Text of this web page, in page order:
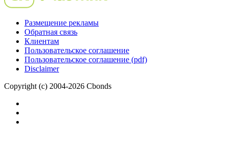
Размещение рекламы
Обратная связь
Пользовательское соглашение
Copyright (c) 2004-2026 Cbonds